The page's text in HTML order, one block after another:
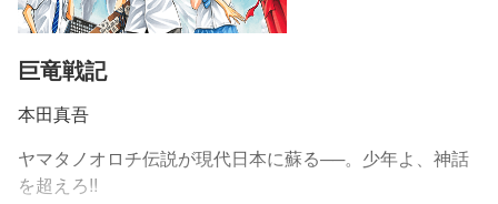
巨竜戦記
本田真吾
ヤマタノオロチ伝説が現代日本に蘇る──。少年よ、神話
を超えろ!!